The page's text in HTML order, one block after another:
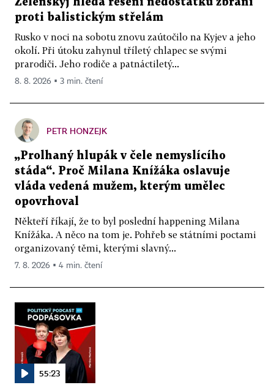
Zelenskyj hledá řešení nedostatku zbraní
proti balistickým střelám
Rusko v noci na sobotu znovu zaútočilo na Kyjev a jeho
okolí. Při útoku zahynul tříletý chlapec se svými
prarodiči. Jeho rodiče a patnáctiletý...
8. 8. 2026 ▪ 3 min. čtení
PETR HONZEJK
„Prolhaný hlupák v čele nemyslícího
stáda“. Proč Milana Knížáka oslavuje
vláda vedená mužem, kterým umělec
opovrhoval
Někteří říkají, že to byl poslední happening Milana
Knížáka. A něco na tom je. Pohřeb se státními poctami
organizovaný těmi, kterými slavný...
7. 8. 2026 ▪ 4 min. čtení
55:23